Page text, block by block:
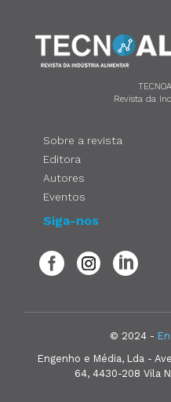
Revista da
Sobre a revista
Editora
Autores
Eventos
Siga-nos
© 2024 -
Engenho e Média, Lda -
64, 4430-208 Vila